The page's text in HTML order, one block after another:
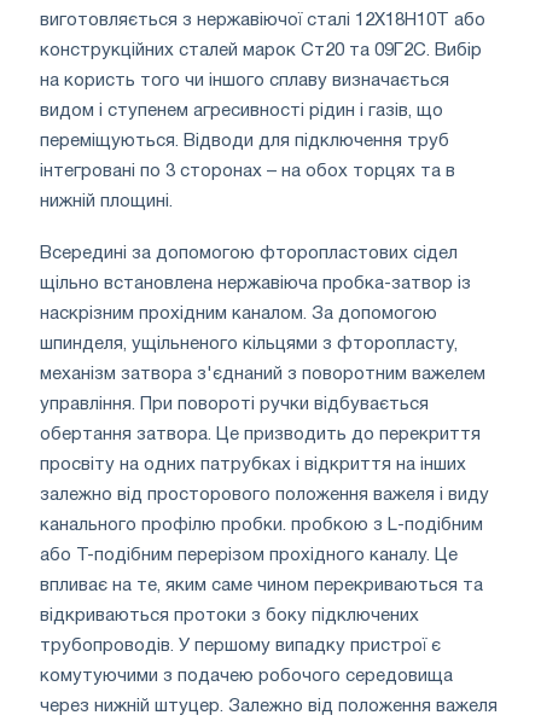
виготовляється з нержавіючої сталі 12Х18Н10Т або
конструкційних сталей марок Ст20 та 09Г2С. Вибір
на користь того чи іншого сплаву визначається
видом і ступенем агресивності рідин і газів, що
переміщуються. Відводи для підключення труб
інтегровані по 3 сторонах – на обох торцях та в
нижній площині.
Всередині за допомогою фторопластових сідел
щільно встановлена ​​нержавіюча пробка-затвор із
наскрізним прохідним каналом. За допомогою
шпинделя, ущільненого кільцями з фторопласту,
механізм затвора з'єднаний з поворотним важелем
управління. При повороті ручки відбувається
обертання затвора. Це призводить до перекриття
просвіту на одних патрубках і відкриття на інших
залежно від просторового положення важеля і виду
канального профілю пробки. пробкою з L-подібним
або T-подібним перерізом прохідного каналу. Це
впливає на те, яким саме чином перекриваються та
відкриваються протоки з боку підключених
трубопроводів. У першому випадку пристрої є
комутуючими з подачею робочого середовища
через нижній штуцер. Залежно від положення важеля